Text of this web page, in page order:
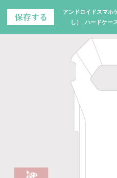
アンドロイドスマホ
し）_ハードケー